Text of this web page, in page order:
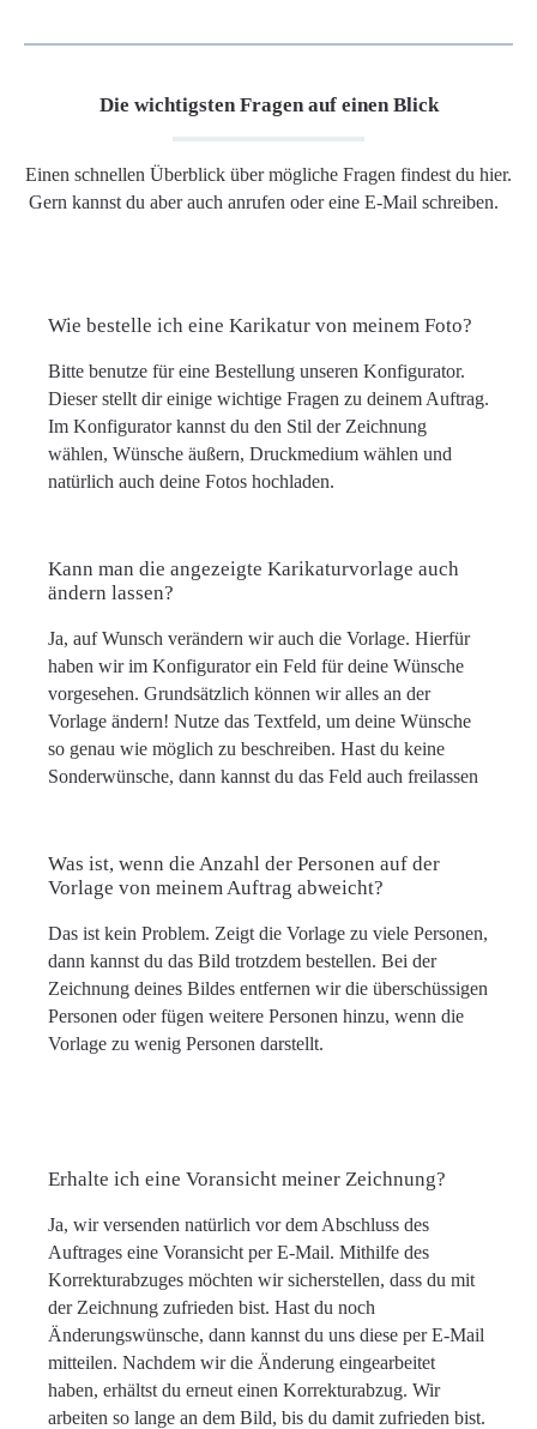
Die wichtigsten Fragen auf einen Blick
Einen schnellen Überblick über mögliche Fragen findest du hier.
Gern kannst du aber auch anrufen oder eine E-Mail schreiben.
Wie bestelle ich eine Karikatur von meinem Foto?
Bitte benutze für eine Bestellung unseren Konfigurator.
Dieser stellt dir einige wichtige Fragen zu deinem Auftrag.
Im Konfigurator kannst du den Stil der Zeichnung
wählen, Wünsche äußern, Druckmedium wählen und
natürlich auch deine Fotos hochladen.
Kann man die angezeigte Karikaturvorlage auch
ändern lassen?
Ja, auf Wunsch verändern wir auch die Vorlage. Hierfür
haben wir im Konfigurator ein Feld für deine Wünsche
vorgesehen. Grundsätzlich können wir alles an der
Vorlage ändern! Nutze das Textfeld, um deine Wünsche
so genau wie möglich zu beschreiben. Hast du keine
Sonderwünsche, dann kannst du das Feld auch freilassen
Was ist, wenn die Anzahl der Personen auf der
Vorlage von meinem Auftrag abweicht?
Das ist kein Problem. Zeigt die Vorlage zu viele Personen,
dann kannst du das Bild trotzdem bestellen. Bei der
Zeichnung deines Bildes entfernen wir die überschüssigen
Personen oder fügen weitere Personen hinzu, wenn die
Vorlage zu wenig Personen darstellt.
Erhalte ich eine Voransicht meiner Zeichnung?
Ja, wir versenden natürlich vor dem Abschluss des
Auftrages eine Voransicht per E-Mail. Mithilfe des
Korrekturabzuges möchten wir sicherstellen, dass du mit
der Zeichnung zufrieden bist. Hast du noch
Änderungswünsche, dann kannst du uns diese per E-Mail
mitteilen. Nachdem wir die Änderung eingearbeitet
haben, erhältst du erneut einen Korrekturabzug. Wir
arbeiten so lange an dem Bild, bis du damit zufrieden bist.